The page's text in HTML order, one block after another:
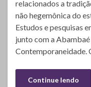
relacionados a
não hegemônica do
Estudos e pesquisas
junto com a
Contemporaneidade.
Continue lendo